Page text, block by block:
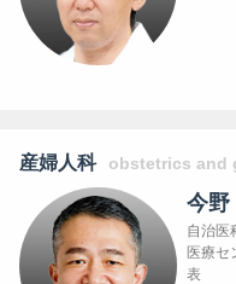
産婦人科 obstetrics and
今野
自治医
医療セ
表